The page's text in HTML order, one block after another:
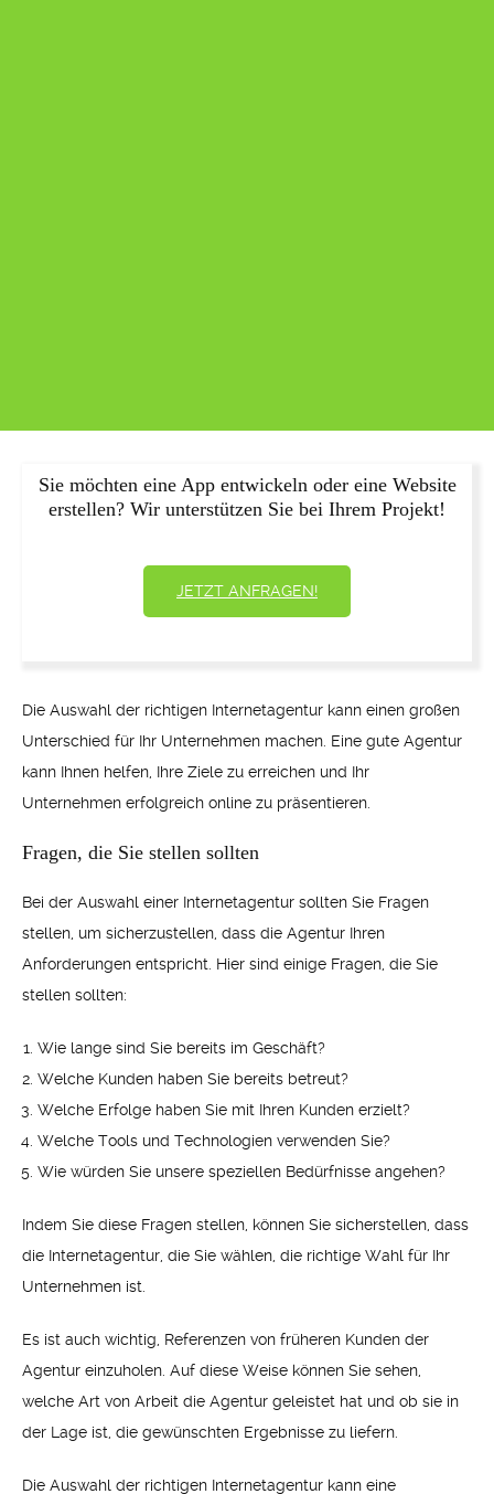
Sie möchten eine App entwickeln oder eine Website
erstellen? Wir unterstützen Sie bei Ihrem Projekt!
JETZT ANFRAGEN!
Die Auswahl der richtigen Internetagentur kann einen großen
Unterschied für Ihr Unternehmen machen. Eine gute Agentur
kann Ihnen helfen, Ihre Ziele zu erreichen und Ihr
Unternehmen erfolgreich online zu präsentieren.
Fragen, die Sie stellen sollten
Bei der Auswahl einer Internetagentur sollten Sie Fragen
stellen, um sicherzustellen, dass die Agentur Ihren
Anforderungen entspricht. Hier sind einige Fragen, die Sie
stellen sollten:
Wie lange sind Sie bereits im Geschäft?
Welche Kunden haben Sie bereits betreut?
Welche Erfolge haben Sie mit Ihren Kunden erzielt?
Welche Tools und Technologien verwenden Sie?
Wie würden Sie unsere speziellen Bedürfnisse angehen?
Indem Sie diese Fragen stellen, können Sie sicherstellen, dass
die Internetagentur, die Sie wählen, die richtige Wahl für Ihr
Unternehmen ist.
Es ist auch wichtig, Referenzen von früheren Kunden der
Agentur einzuholen. Auf diese Weise können Sie sehen,
welche Art von Arbeit die Agentur geleistet hat und ob sie in
der Lage ist, die gewünschten Ergebnisse zu liefern.
Die Auswahl der richtigen Internetagentur kann eine